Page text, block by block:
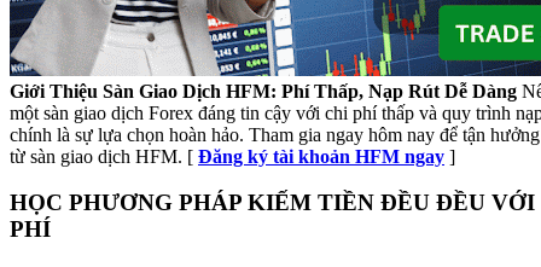
Giới Thiệu Sàn Giao Dịch HFM: Phí Thấp, Nạp Rút Dễ Dàng
một sàn giao dịch Forex đáng tin cậy với chi phí thấp và quy trình
chính là sự lựa chọn hoàn hảo. Tham gia ngay hôm nay để tận
từ sàn giao dịch HFM. [ Đăng ký tài khoản HFM ngay ]
HỌC PHƯƠNG PHÁP KIẾM TIỀN ĐỀU ĐỀU
PHÍ